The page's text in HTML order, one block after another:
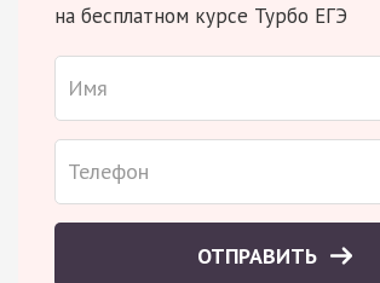
на бесплатном курсе Турбо ЕГЭ
ОТПРАВИТЬ